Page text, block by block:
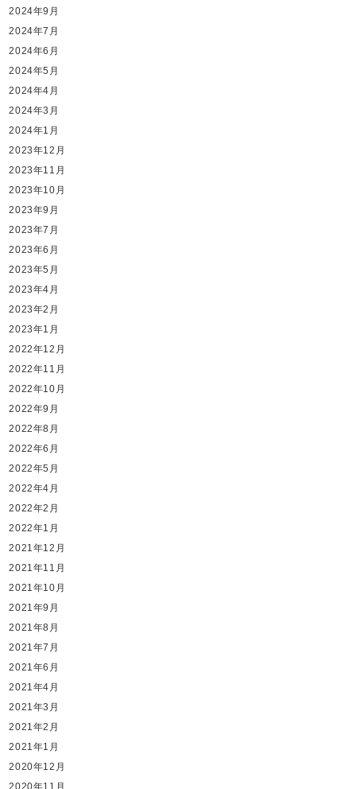
2024年9月
2024年7月
2024年6月
2024年5月
2024年4月
2024年3月
2024年1月
2023年12月
2023年11月
2023年10月
2023年9月
2023年7月
2023年6月
2023年5月
2023年4月
2023年2月
2023年1月
2022年12月
2022年11月
2022年10月
2022年9月
2022年8月
2022年6月
2022年5月
2022年4月
2022年2月
2022年1月
2021年12月
2021年11月
2021年10月
2021年9月
2021年8月
2021年7月
2021年6月
2021年4月
2021年3月
2021年2月
2021年1月
2020年12月
2020年11月